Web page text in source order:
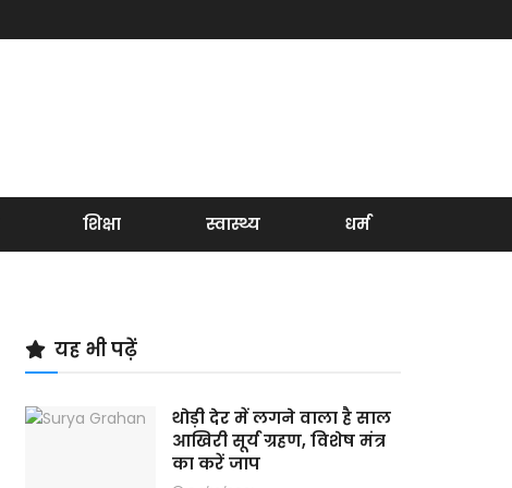
शिक्षा स्वास्थ्य धर्म
यह भी पढ़ें
थोड़ी देर में लगने वाला है साल
आखिरी सूर्य ग्रहण, विशेष मंत्र
का करें जाप